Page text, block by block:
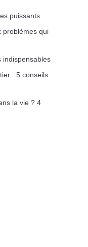
puissants
problèmes qui
indispensables
: 5 conseils
la vie ? 4